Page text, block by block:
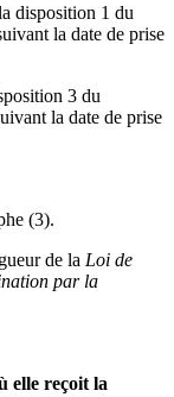
disposition 1 du
la date de prise
3 du
la date de prise
(3).
de la Loi de
par la
elle reçoit la